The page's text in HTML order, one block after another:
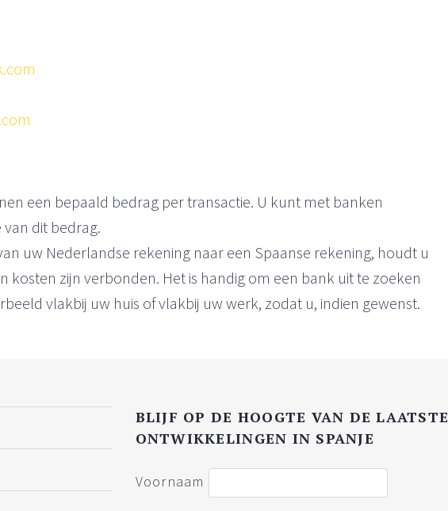
een bepaald bedrag per transactie. U kunt met banken
dit bedrag.
uw Nederlandse rekening naar een Spaanse rekening, houdt u
kosten zijn verbonden. Het is handig om een bank uit te zoeken
vlakbij uw huis of vlakbij uw werk, zodat u, indien gewenst.
BLIJF OP DE HOOGTE VAN DE LAATSTE
ONTWIKKELINGEN IN SPANJE
Voornaam